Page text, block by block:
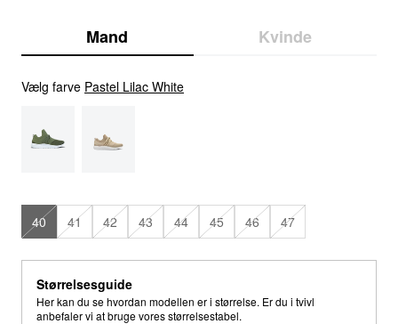
Mand Kvinde
Vælg farve Pastel Lilac White
40 41 42 43 44 45 46 47
Størrelsesguide
Her kan du se hvordan modellen er i størrelse. Er du i tvivl
anbefaler vi at bruge vores størrelsestabel.